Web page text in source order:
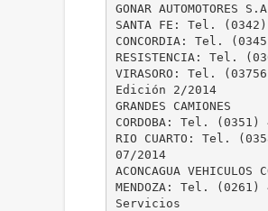
GONAR AUTOMOTORES
SANTA FE: Tel. (0342)
CONCORDIA: Tel.
RESISTENCIA: Tel.
VIRASORO: Tel.
Edición 2/2014
GRANDES CAMIONES
CORDOBA: Tel. (0351)
RIO CUARTO: Tel.
07/2014
ACONCAGUA VEHICULOS
MENDOZA: Tel. (0261)
Servicios